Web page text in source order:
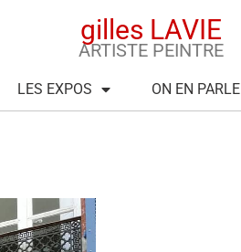
gilles LAVIE
ARTISTE PEINTRE
LES EXPOS ON EN PARLE